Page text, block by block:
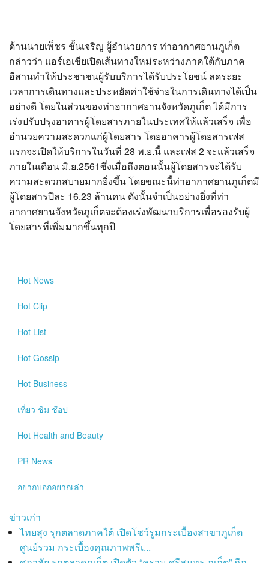
ด้านนายเพ็ชร ชั้นเจริญ ผู้อำนวยการ ท่าอากาศยานภูเก็ต
กล่าวว่า แอร์เอเชียเปิดเส้นทางใหม่ระหว่างภาคใต้กับภาค
อีสานทำให้ประชาชนผู้รับบริการได้รับประโยชน์ ลดระยะ
เวลาการเดินทางและประหยัดค่าใช้จ่ายในการเดินทางได้เป็น
อย่างดี โดยในส่วนของท่าอากาศยานจังหวัดภูเก็ต ได้มีการ
เร่งปรับปรุงอาคารผู้โดยสารภายในประเทศให้แล้วเสร็จ เพื่อ
อำนวยความสะดวกแก่ผู้โดยสาร โดยอาคารผู้โดยสารเฟส
แรกจะเปิดให้บริการในวันที่ 28 พ.ย.นี้ และเฟส 2 จะแล้วเสร็จ
ภายในเดือน มิ.ย.2561ซึ่งเมื่อถึงตอนนั้นผู้โดยสารจะได้รับ
ความสะดวกสบายมากยิ่งขึ้น โดยขณะนี้ท่าอากาศยานภูเก็ตมี
ผู้โดยสารปีละ 16.23 ล้านคน ดังนั้นจำเป็นอย่างยิ่งที่ท่า
อากาศยานจังหวัดภูเก็ตจะต้องเร่งพัฒนาบริการเพื่อรองรับผู้
โดยสารที่เพิ่มมากขึ้นทุกปี
Hot News
Hot Clip
Hot List
Hot Gossip
Hot Business
เที่ยว ชิม ช๊อป
Hot Health and Beauty
PR News
อยากบอกอยากเล่า
ข่าวเก่า
ไทยสุง รุกตลาดภาคใต้ เปิดโชว์รูมกระเบื้องสาขาภูเก็ต
ศูนย์รวม กระเบื้องคุณภาพพรีเ...